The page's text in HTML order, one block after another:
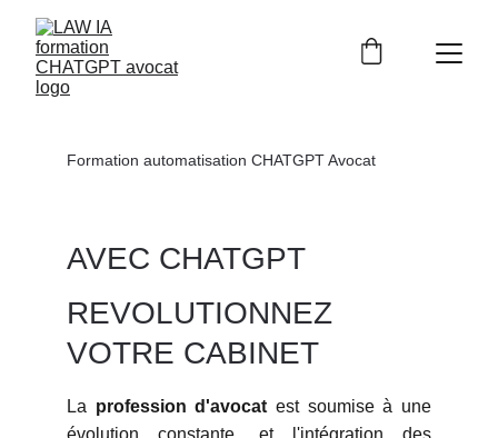
AVEC CHATGPT
REVOLUTIONNEZ
VOTRE CABINET
La profession d'avocatest soumise à une
évolution constante, et l'intégration des
Formation automatisation CHATGPT Avocat